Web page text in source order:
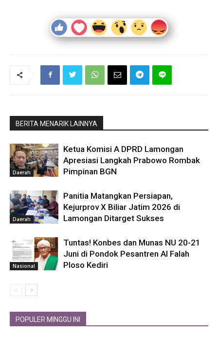
BERITA MENARIK LAINNYA
Daerah
Ketua Komisi A DPRD Lamongan
Apresiasi Langkah Prabowo Rombak
Pimpinan BGN
Daerah
Panitia Matangkan Persiapan,
Kejurprov X Biliar Jatim 2026 di
Lamongan Ditarget Sukses
Nasional
Tuntas! Konbes dan Munas NU 20-21
Juni di Pondok Pesantren Al Falah
Ploso Kediri
POPULER MINGGU INI